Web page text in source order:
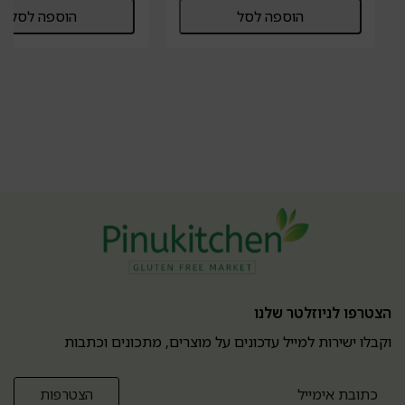
הוספה לסל הוספה לסל
הצטרפו לניוזלטר שלנו
וקבלו ישירות למייל עדכונים על מוצרים, מתכונים וכתבות